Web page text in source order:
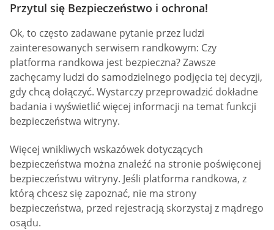
Przytul się Bezpieczeństwo i ochrona!
Ok, to często zadawane pytanie przez ludzi
zainteresowanych serwisem randkowym: Czy
platforma randkowa jest bezpieczna? Zawsze
zachęcamy ludzi do samodzielnego podjęcia tej decyzji,
gdy chcą dołączyć. Wystarczy przeprowadzić dokładne
badania i wyświetlić więcej informacji na temat funkcji
bezpieczeństwa witryny.
Więcej wnikliwych wskazówek dotyczących
bezpieczeństwa można znaleźć na stronie poświęconej
bezpieczeństwu witryny. Jeśli platforma randkowa, z
którą chcesz się zapoznać, nie ma strony
bezpieczeństwa, przed rejestracją skorzystaj z mądrego
osądu.